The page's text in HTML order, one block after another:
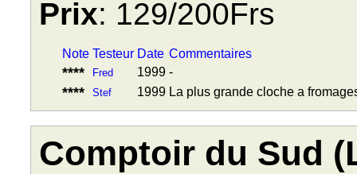
Prix: 129/200Frs
Note Testeur Date Commentaires
**** Fred 1999 -
**** Stef 1999 La plus grande cloche a
Comptoir du Sud